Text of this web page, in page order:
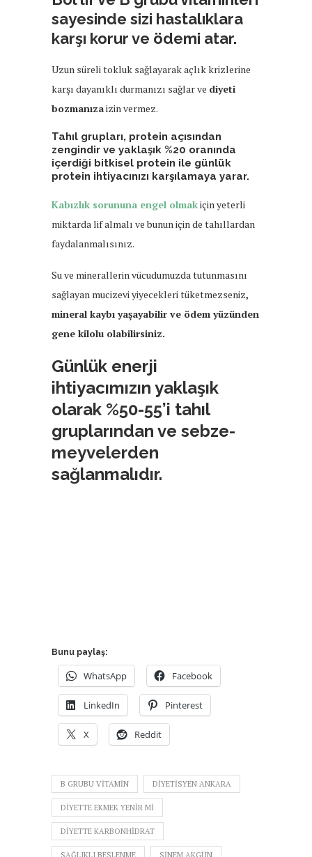
sayesinde sizi hastalıklara
karşı korur ve ödemi atar.
Uzun süreli tokluk sağlayarak açlık krizlerine
karşı dayanıklı durmanızı sağlar ve diyeti
bozmanızaizin vermez.
Tahıl grupları, protein açısından
zengindir ve yaklaşık %20 oranında
içerdiği bitkisel protein ile günlük
protein ihtiyacınızı karşılamaya yarar.
Kabızlık sorununa engel olmakiçin yeterli
miktarda lif almalı ve bunun için de tahıllardan
faydalanmalısınız.
Su ve minerallerin vücudumuzda tutunmasını
sağlayan mucizevi yiyecekleri tüketmezseniz,
mineral kaybı yaşayabilir ve ödem yüzünden
gene kilolu olabilirsiniz.
Günlük enerji
ihtiyacımızın yaklaşık
olarak %50-55’i tahıl
gruplarından ve sebze-
meyvelerden
sağlanmalıdır.
Bunu paylaş:
WhatsApp Facebook
LinkedIn Pinterest
X Reddit
B GRUBU VITAMIN DIYETISYEN ANKARA
DIYETTE EKMEK YENIR MI
DIYETTE KARBONHIDRAT
SAĞLIKLI BESLENME SINEM AKGÜN